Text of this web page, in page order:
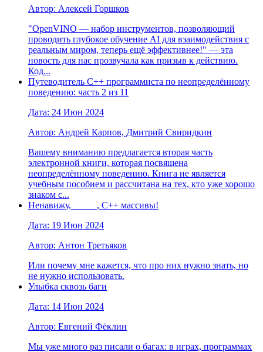
Автор: Алексей Горшков
"OpenVINO — набор инструментов, позволяющий
проводить глубокое обучение AI для взаимодействия с
реальным миром, теперь ещё эффективнее!" — эта
новость для нас прозвучала как призыв к действию.
Код...
Путеводитель C++ программиста по неопределённому
поведению: часть 2 из 11
Дата: 24 Июн 2024
Автор: Андрей Карпов, Дмитрий Свиридкин
Вашему вниманию предлагается вторая часть
электронной книги, которая посвящена
неопределённому поведению. Книга не является
учебным пособием и рассчитана на тех, кто уже хорошо
знаком с...
Ненавижу, _____, C++ массивы!
Дата: 19 Июн 2024
Автор: Антон Третьяков
Или почему мне кажется, что про них нужно знать, но
не нужно использовать.
Улыбка сквозь баги
Дата: 14 Июн 2024
Автор: Евгений Фёклин
Мы уже много раз писали о багах: в играх, программах